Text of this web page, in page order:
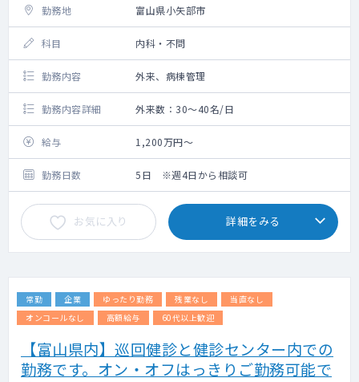
勤務地 富山県小矢部市
科目 内科・不問
勤務内容 外来、病棟管理
勤務内容詳細 外来数：30～40名/日
給与 1,200万円～
勤務日数 5日 ※週4日から相談可
お気に入り 詳細をみる
常勤 企業 ゆったり勤務 残業なし
当直なし
オンコールなし
高額給与 60代以上歓迎
【富山県内】巡回健診と健診センター内での
勤務です。オン・オフはっきりご勤務可能で